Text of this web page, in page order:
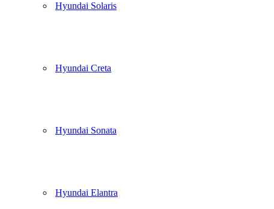
Hyundai Solaris
Hyundai Creta
Hyundai Sonata
Hyundai Elantra